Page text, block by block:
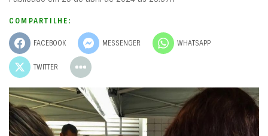
COMPARTILHE:
FACEBOOK MESSENGER WHATSAPP
TWITTER